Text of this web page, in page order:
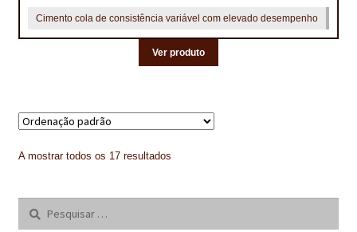
Cimento cola de consistência variável com elevado desempenho
Ver produto
A mostrar todos os 17 resultados
Pesquisar